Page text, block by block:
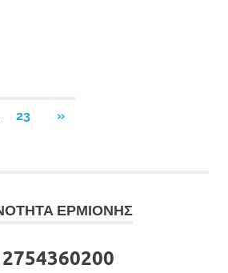
23
NEXT
»
ΕΡΜΙΟΝΗΣ
2754360200